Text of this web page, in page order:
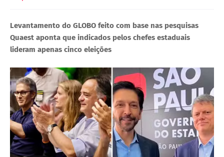
Levantamento do GLOBO feito com base nas pesquisas
Quaest aponta que indicados pelos chefes estaduais
lideram apenas cinco eleições